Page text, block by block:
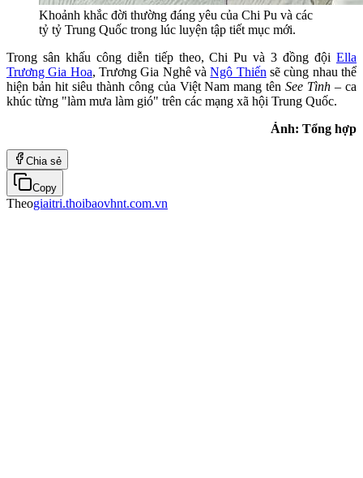
Khoảnh khắc đời thường đáng yêu của Chi Pu và các
tỷ tỷ Trung Quốc trong lúc luyện tập tiết mục mới.
Trong sân khấu công diễn tiếp theo, Chi Pu và 3 đồng đội Ella
Trương Gia Hoa, Trương Gia Nghê vàNgô Thiến sẽ cùng nhau thể
hiện bản hit siêu thành công của Việt Nam mang tênSee Tình– ca
khúc từng "làm mưa làm gió" trên các mạng xã hội Trung Quốc.
Ảnh: Tổng hợp
Chia sẻ
Copy
Theogiaitri.thoibaovhnt.com.vn